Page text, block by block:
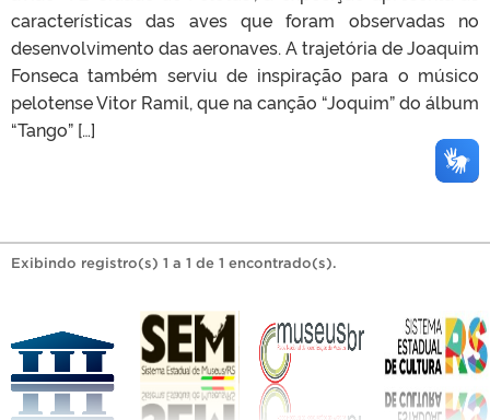
características das aves que foram observadas no
desenvolvimento das aeronaves. A trajetória de Joaquim
Fonseca também serviu de inspiração para o músico
pelotense Vitor Ramil, que na canção “Joquim” do álbum
“Tango” […]
Exibindo registro(s) 1 a 1 de 1 encontrado(s).